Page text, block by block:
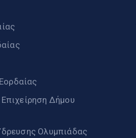
Δήμου
Ολυμπιάδας